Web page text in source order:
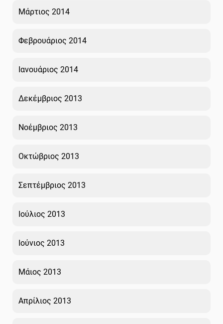
Μάρτιος 2014
Φεβρουάριος 2014
Ιανουάριος 2014
Δεκέμβριος 2013
Νοέμβριος 2013
Οκτώβριος 2013
Σεπτέμβριος 2013
Ιούλιος 2013
Ιούνιος 2013
Μάιος 2013
Απρίλιος 2013